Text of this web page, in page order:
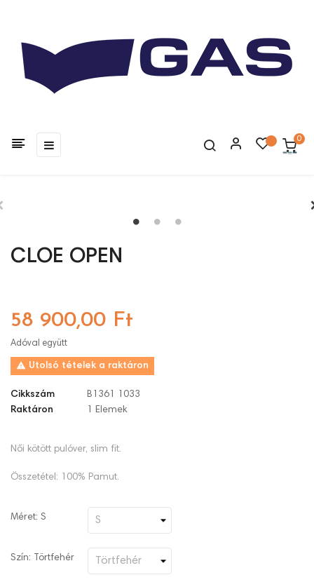
Toggle
navigation
☰ 0
CLOE OPEN
58 900,00 Ft
Adóval együtt
 Utolsó tételek a raktáron
Cikkszám
B1361 1033
Raktáron
1 Elemek
Női kötött pulóver, slim fit.
Összetétel: 100% Pamut.
Méret: S
Szín: Törtfehér